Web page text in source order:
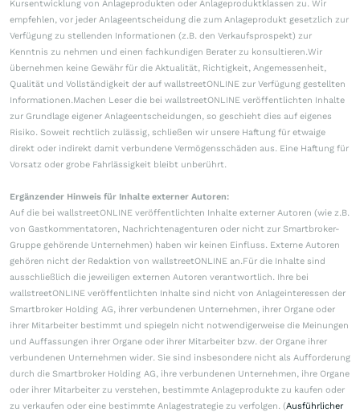
Kursentwicklung von Anlageprodukten oder Anlageproduktklassen zu. Wir
empfehlen, vor jeder Anlageentscheidung die zum Anlageprodukt gesetzlich zur
Verfügung zu stellenden Informationen (z.B. den Verkaufsprospekt) zur
Kenntnis zu nehmen und einen fachkundigen Berater zu konsultieren.Wir
übernehmen keine Gewähr für die Aktualität, Richtigkeit, Angemessenheit,
Qualität und Vollständigkeit der auf wallstreetONLINE zur Verfügung gestellten
Informationen.Machen Leser die bei wallstreetONLINE veröffentlichten Inhalte
zur Grundlage eigener Anlageentscheidungen, so geschieht dies auf eigenes
Risiko. Soweit rechtlich zulässig, schließen wir unsere Haftung für etwaige
direkt oder indirekt damit verbundene Vermögensschäden aus. Eine Haftung für
Vorsatz oder grobe Fahrlässigkeit bleibt unberührt.
Ergänzender Hinweis für Inhalte externer Autoren:
Auf die bei wallstreetONLINE veröffentlichten Inhalte externer Autoren (wie z.B.
von Gastkommentatoren, Nachrichtenagenturen oder nicht zur Smartbroker-
Gruppe gehörende Unternehmen) haben wir keinen Einfluss. Externe Autoren
gehören nicht der Redaktion von wallstreetONLINE an.Für die Inhalte sind
ausschließlich die jeweiligen externen Autoren verantwortlich. Ihre bei
wallstreetONLINE veröffentlichten Inhalte sind nicht von Anlageinteressen der
Smartbroker Holding AG, ihrer verbundenen Unternehmen, ihrer Organe oder
ihrer Mitarbeiter bestimmt und spiegeln nicht notwendigerweise die Meinungen
und Auffassungen ihrer Organe oder ihrer Mitarbeiter bzw. der Organe ihrer
verbundenen Unternehmen wider. Sie sind insbesondere nicht als Aufforderung
durch die Smartbroker Holding AG, ihre verbundenen Unternehmen, ihre Organe
oder ihrer Mitarbeiter zu verstehen, bestimmte Anlageprodukte zu kaufen oder
zu verkaufen oder eine bestimmte Anlagestrategie zu verfolgen. (Ausführlicher